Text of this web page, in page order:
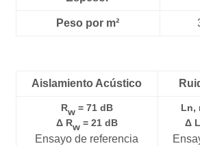
Peso por m²
Aislamiento Acústico
Rw= 71 dB
Δ Rw= 21 dB
Ensayo de referencia
Ln,
Δ